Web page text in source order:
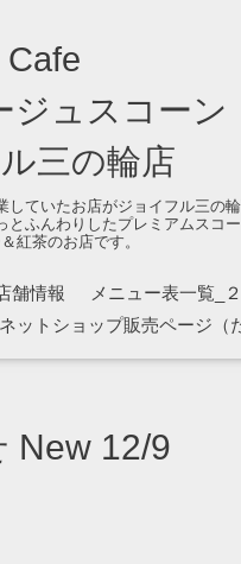
Cafe
ジュスコーン
三の輪店
ていたお店がジョイフル三の
ふんわりしたプレミアムスコ
紅茶のお店です。
舗情報 メニュー表一覧_
ネットショップ販売ページ（
New 12/9